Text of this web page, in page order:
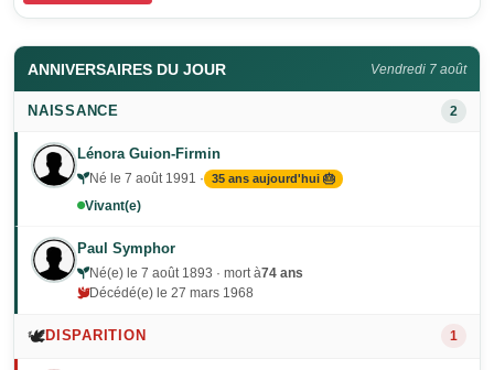
ANNIVERSAIRES DU JOUR Vendredi 7 août
NAISSANCE 2
Lénora Guion-Firmin
Né le 7 août 1991 · 35 ans aujourd'hui 🎂
Vivant(e)
Paul Symphor
Né(e) le 7 août 1893 · mort à74 ans
Décédé(e) le 27 mars 1968
🕊️DISPARITION 1